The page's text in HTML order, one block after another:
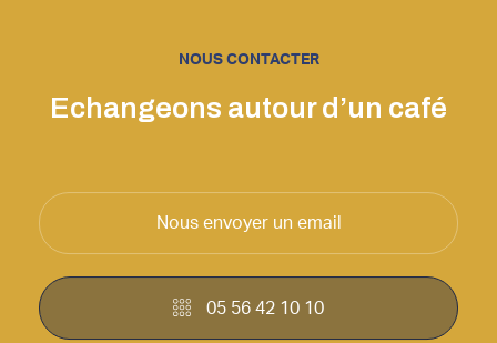
NOUS CONTACTER
Echangeons autour d’un café
Nous envoyer un email
05 56 42 10 10